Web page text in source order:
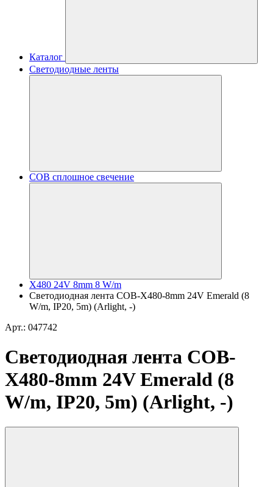
Каталог
Светодиодные ленты
COB сплошное свечение
X480 24V 8mm 8 W/m
Светодиодная лента COB-X480-8mm 24V Emerald (8
W/m, IP20, 5m) (Arlight, -)
Арт.: 047742
Светодиодная лента COB-
X480-8mm 24V Emerald (8
W/m, IP20, 5m) (Arlight, -)